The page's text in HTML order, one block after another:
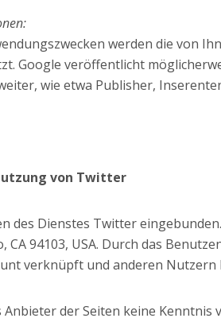
werden die von
Google veröffentlicht
wie etwa Publisher,
von Twitter
des Dienstes Twitter
CA 94103, USA. Durch das
verknüpft und anderen
Anbieter der Seiten keine